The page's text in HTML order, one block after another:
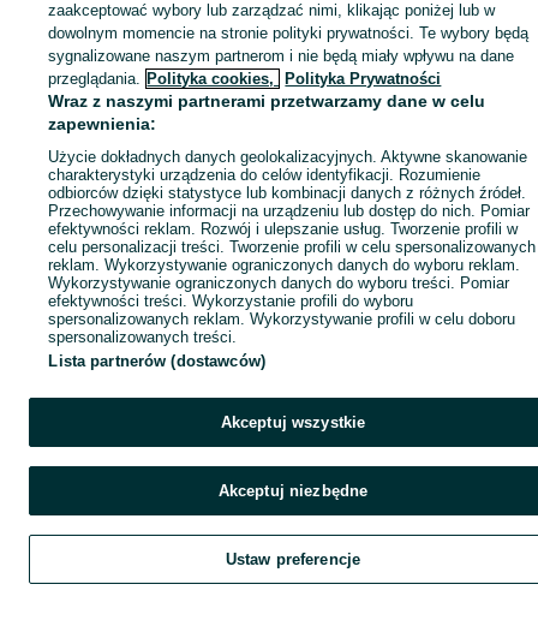
Szukaj Obserwujesz Dodaj Czat
zaakceptować wybory lub zarządzać nimi, klikając poniżej lub w
dowolnym momencie na stronie polityki prywatności. Te wybory będą
sygnalizowane naszym partnerom i nie będą miały wpływu na dane
przeglądania. Polityka cookies, Polityka Prywatności
Wraz z naszymi partnerami przetwarzamy dane w celu
zapewnienia:
Użycie dokładnych danych geolokalizacyjnych. Aktywne skanowanie
charakterystyki urządzenia do celów identyfikacji. Rozumienie
odbiorców dzięki statystyce lub kombinacji danych z różnych źródeł.
Przechowywanie informacji na urządzeniu lub dostęp do nich. Pomiar
efektywności reklam. Rozwój i ulepszanie usług. Tworzenie profili w
celu personalizacji treści. Tworzenie profili w celu spersonalizowanych
reklam. Wykorzystywanie ograniczonych danych do wyboru reklam.
Wykorzystywanie ograniczonych danych do wyboru treści. Pomiar
efektywności treści. Wykorzystanie profili do wyboru
spersonalizowanych reklam. Wykorzystywanie profili w celu doboru
spersonalizowanych treści.
Lista partnerów (dostawców)
Akceptuj wszystkie
Akceptuj niezbędne
Ustaw preferencje